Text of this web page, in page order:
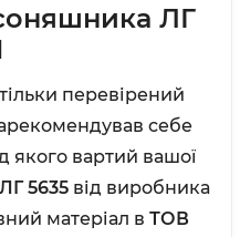
ЛГ
перевірений
себе
якого вартий вашої
ЛГ 5635 від виробника
матеріал в ТОВ